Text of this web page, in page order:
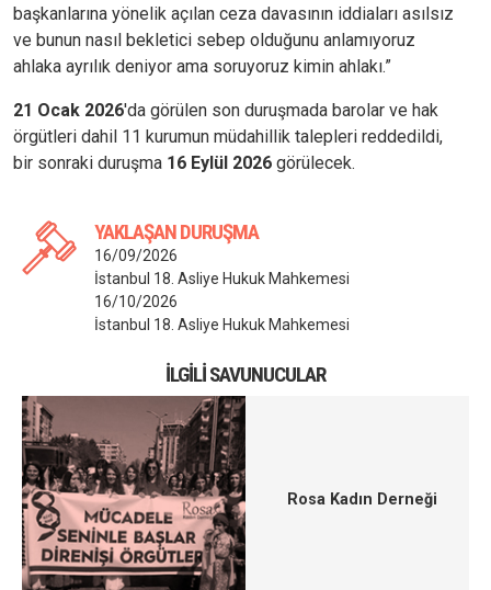
başkanlarına yönelik açılan ceza davasının iddiaları asılsız
ve bunun nasıl bekletici sebep olduğunu anlamıyoruz
ahlaka ayrılık deniyor ama soruyoruz kimin ahlakı.”
21 Ocak 2026'da görülen son duruşmada barolar ve hak
örgütleri dahil 11 kurumun müdahillik talepleri reddedildi,
bir sonraki duruşma 16 Eylül 2026 görülecek.
YAKLAŞAN DURUŞMA
16/09/2026
İstanbul 18. Asliye Hukuk Mahkemesi
16/10/2026
İstanbul 18. Asliye Hukuk Mahkemesi
İLGILI SAVUNUCULAR
Rosa Kadın Derneği